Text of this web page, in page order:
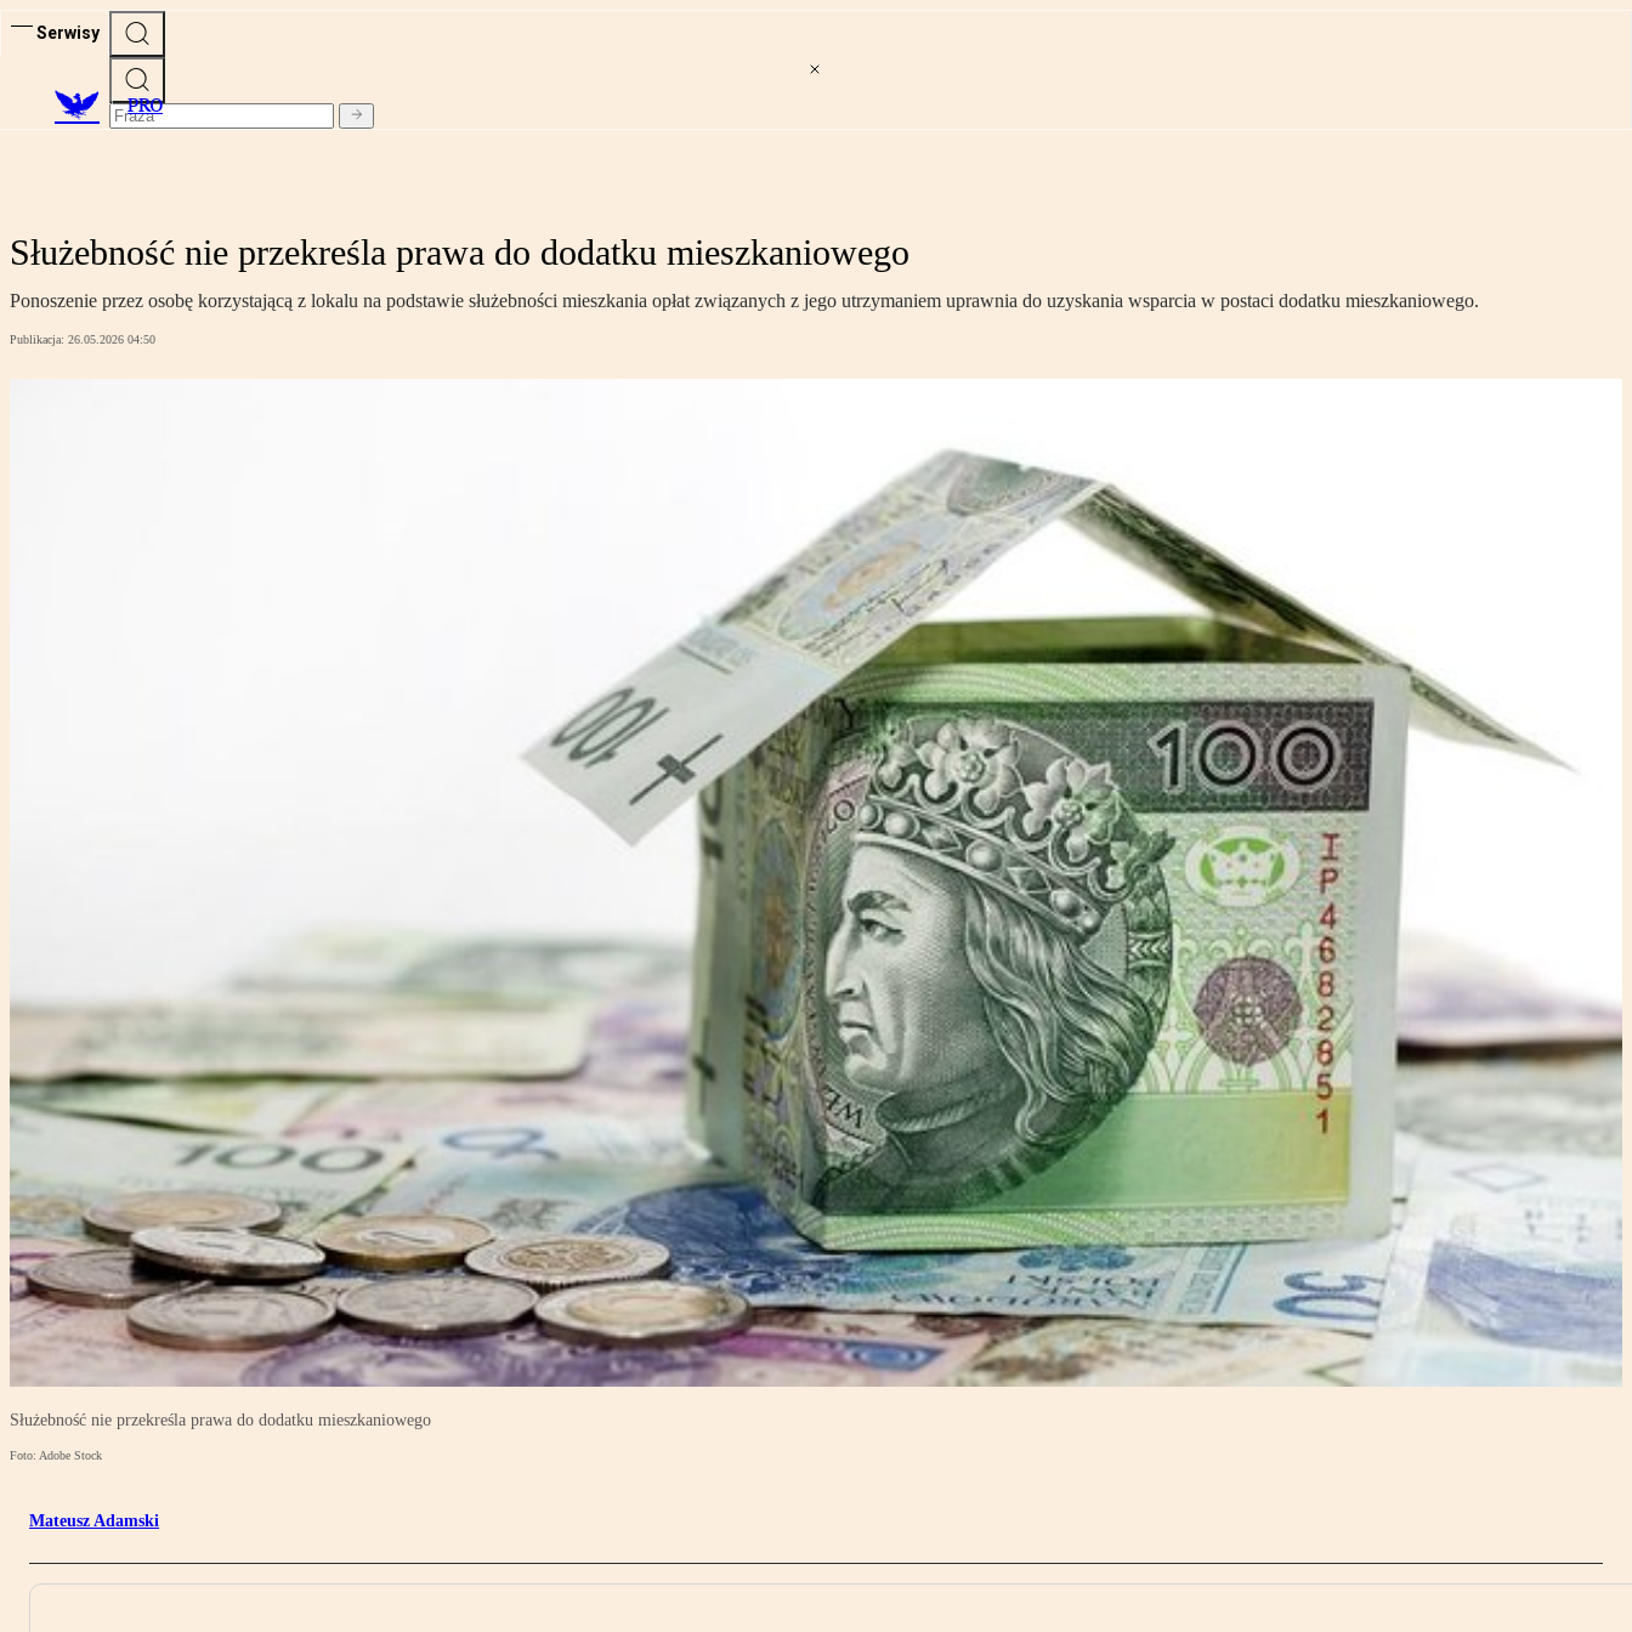
Serwisy
PRO
Służebność nie przekreśla prawa do dodatku mieszkaniowego
Ponoszenie przez osobę korzystającą z lokalu na podstawie służebności mieszkania opłat związanych z jego utrzymaniem uprawnia do uzyskania wsparcia w postaci dodatku mieszkaniowego.
Publikacja: 26.05.2026 04:50
Służebność nie przekreśla prawa do dodatku mieszkaniowego
Foto: Adobe Stock
Mateusz Adamski